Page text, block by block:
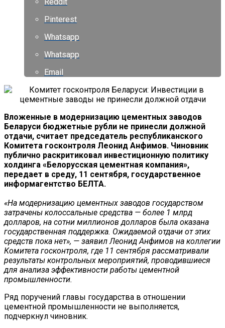
Pinterest
Whatsapp
Whatsapp
Email
Вложенные в модернизацию цементных заводов
Беларуси бюджетные рубли не принесли должной
отдачи, считает председатель республиканского
Комитета госконтроля Леонид Анфимов. Чиновник
публично раскритиковал инвестиционную политику
холдинга «Белорусская цементная компания»,
передает в среду, 11 сентября, государственное
информагентство БЕЛТА.
«На модернизацию цементных заводов государством
затрачены колоссальные средства — более 1 млрд
долларов, на сотни миллионов долларов была оказана
государственная поддержка. Ожидаемой отдачи от этих
средств пока нет», — заявил Леонид Анфимов на коллегии
Комитета госконтроля, где 11 сентября рассматривали
результаты контрольных мероприятий, проводившиеся
для анализа эффективности работы цементной
промышленности.
Ряд поручений главы государства в отношении
цементной промышленности не выполняется,
подчеркнул чиновник.